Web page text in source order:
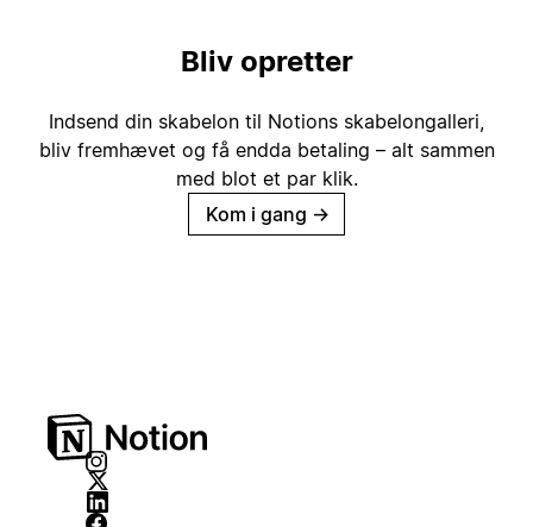
Bliv opretter
Indsend din skabelon til Notions skabelongalleri,
bliv fremhævet og få endda betaling – alt sammen
med blot et par klik.
Kom i gang →